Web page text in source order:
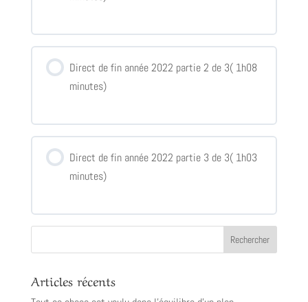
Direct de fin année 2022 partie 2 de 3( 1h08
minutes)
Direct de fin année 2022 partie 3 de 3( 1h03
minutes)
Articles récents